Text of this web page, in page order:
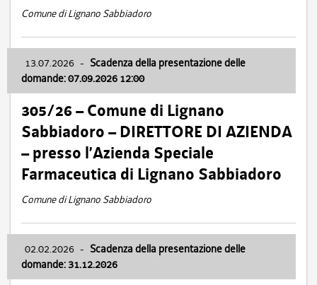
Comune di Lignano Sabbiadoro
13.07.2026 - Scadenza della presentazione delle
domande: 07.09.2026 12:00
305/26 – Comune di Lignano
Sabbiadoro – DIRETTORE DI AZIENDA
– presso l’Azienda Speciale
Farmaceutica di Lignano Sabbiadoro
Comune di Lignano Sabbiadoro
02.02.2026 - Scadenza della presentazione delle
domande: 31.12.2026